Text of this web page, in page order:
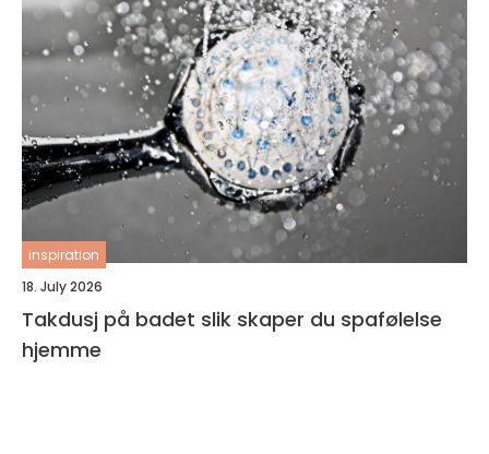
inspiration
18. July 2026
Takdusj på badet slik skaper du spafølelse
hjemme